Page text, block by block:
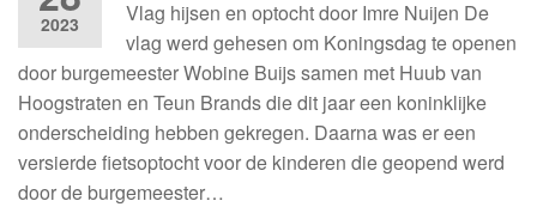
2023
Vlag hijsen en optocht door Imre Nuijen De
vlag werd gehesen om Koningsdag te openen
door burgemeester Wobine Buijs samen met Huub van
Hoogstraten en Teun Brands die dit jaar een koninklijke
onderscheiding hebben gekregen. Daarna was er een
versierde fietsoptocht voor de kinderen die geopend werd
door de burgemeester…